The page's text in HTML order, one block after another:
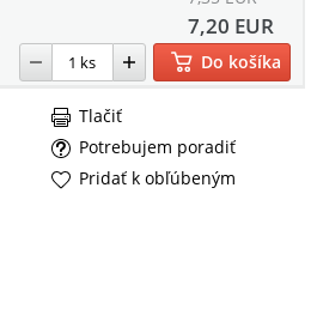
7,20 EUR
Do košíka
Potrebujem poradiť
Tlačiť
Pridať k obľúbeným